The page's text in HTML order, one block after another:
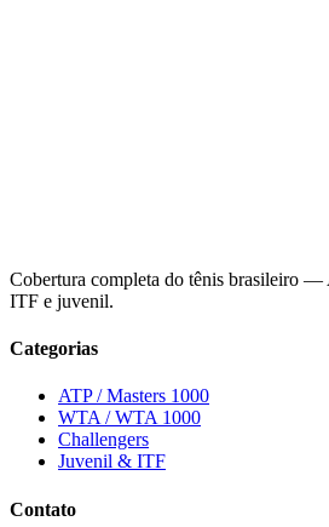
Cobertura completa do tênis brasileiro —
ITF e juvenil.
Categorias
ATP / Masters 1000
WTA / WTA 1000
Challengers
Juvenil & ITF
Contato